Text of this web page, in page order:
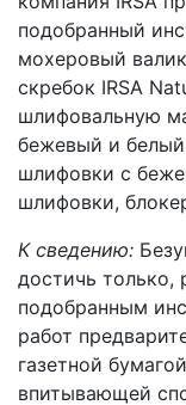
подобранный
мохеровый
скребок IRSA
шлифовальную
бежевый и
шлифовки с
шлифовки,
К сведению:
достичь только,
подобранным
работ
газетной
впитывающей